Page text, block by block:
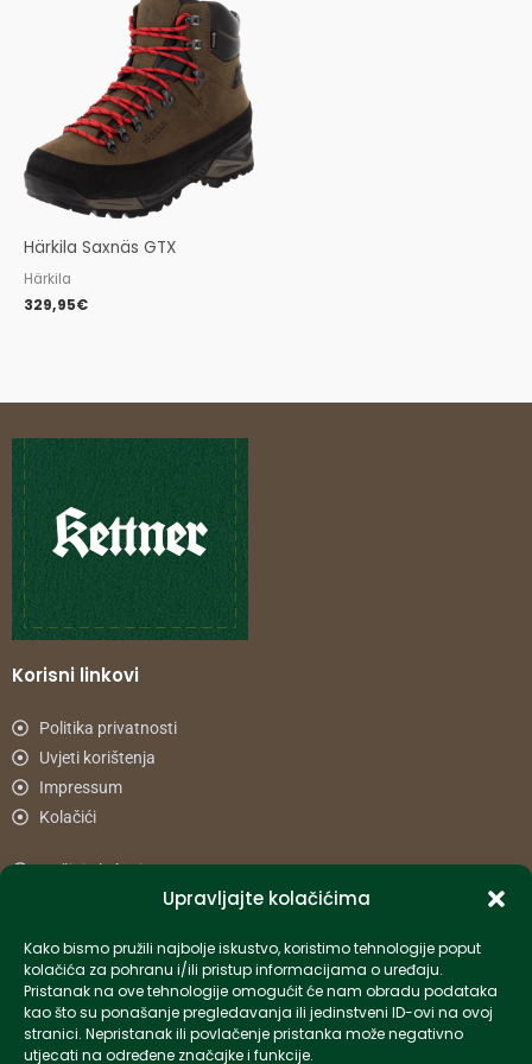
Upravljajte kolačićima
Kako bismo pružili najbolje iskustvo, koristimo tehnologije poput
kolačića za pohranu i/ili pristup informacijama o uređaju.
Pristanak na ove tehnologije omogućit će nam obradu podataka
kao što su ponašanje pregledavanja ili jedinstveni ID-ovi na ovoj
stranici. Nepristanak ili povlačenje pristanka može negativno
utjecati na određene značajke i funkcije.
Härkila Saxnäs GTX
Härkila
329,95€
Korisni linkovi
Politika privatnosti
Uvjeti korištenja
Impressum
Kolačići
Načini plaćanja
Informacije
info-hr@kettner.com